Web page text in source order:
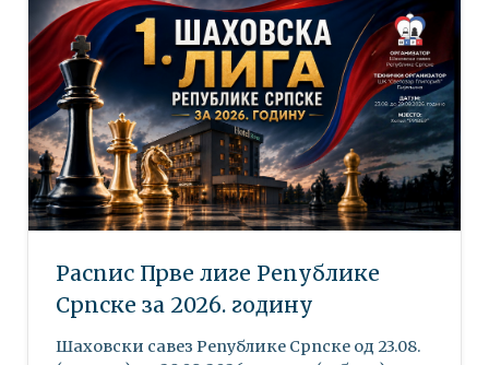
Распис Прве лиге Републике
Српске за 2026. годину
Шаховски савез Републике Српске oд 23.08.